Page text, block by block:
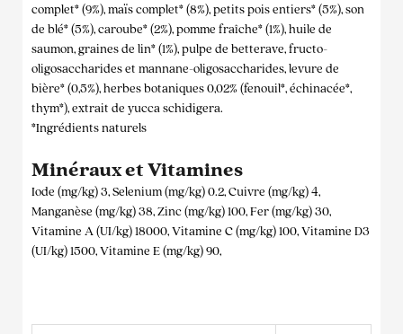
complet* (9%), maïs complet* (8%), petits pois entiers* (5%), son
de blé* (5%), caroube* (2%), pomme fraîche* (1%), huile de
saumon, graines de lin* (1%), pulpe de betterave, fructo-
oligosaccharides et mannane-oligosaccharides, levure de
bière* (0,5%), herbes botaniques 0,02% (fenouil*, échinacée*,
thym*), extrait de yucca schidigera.
*Ingrédients naturels
Minéraux et Vitamines
Iode (mg/kg) 3, Selenium (mg/kg) 0.2, Cuivre (mg/kg) 4,
Manganèse (mg/kg) 38, Zinc (mg/kg) 100, Fer (mg/kg) 30,
Vitamine A (UI/kg) 18000, Vitamine C (mg/kg) 100, Vitamine D3
(UI/kg) 1500, Vitamine E (mg/kg) 90,